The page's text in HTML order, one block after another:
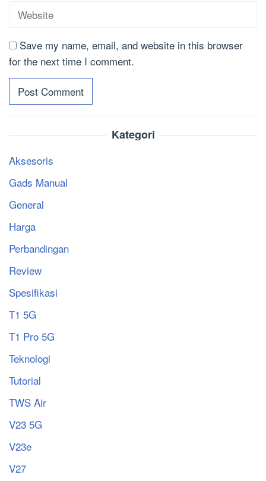
Save my name, email, and website in this browser
for the next time I comment.
Kategori
Aksesoris
Gads Manual
General
Harga
Perbandingan
Review
Spesifikasi
T1 5G
T1 Pro 5G
Teknologi
Tutorial
TWS Air
V23 5G
V23e
V27